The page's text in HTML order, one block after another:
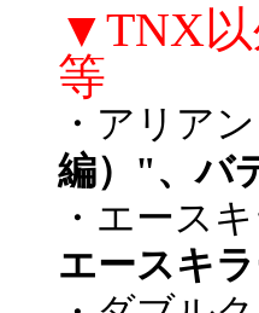
▼TNX以
等
・アリア
編）"、バ
・エース
エースキ